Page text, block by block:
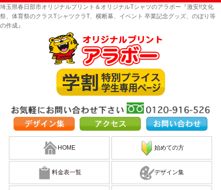
埼玉県春日部市オリジナルプリント＆オリジナルTシャツのアラボー『激安!!文化
祭、体育祭のクラスTシャツクラT、横断幕、イベント 卒業記念グッズ、のぼり等
の作成』
HOME 始めての方
料金表一覧 デザイン集